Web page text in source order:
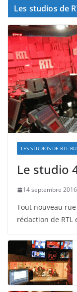
Les studios de
LES STUDIOS DE RTL
Le studio
14 septembre 2016
Tout nouveau
rédaction de RTL